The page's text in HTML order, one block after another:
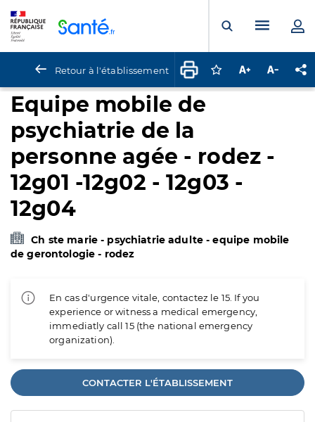
Ouvrir laMenu
Retour à l'établissement Connectez-vous
Augmenter la
Equipe mobile de
psychiatrie de la
personne agée - rodez -
12g01 -12g02 - 12g03 -
12g04
Ch ste marie - psychiatrie adulte - equipe mobile
de gerontologie - rodez
En cas d'urgence vitale, contactez le 15. If you
experience or witness a medical emergency,
immediatly call 15 (the national emergency
organization).
CONTACTER L'ÉTABLISSEMENT